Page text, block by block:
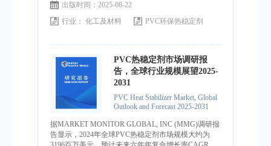
出版时间：2025-08-22
行业：化工及材料 PVC环保热稳定剂
PVC热稳定剂市场调研报
告，全球行业规模展望2025-
2031
PVC Heat Stabilizer Market, Global
Outlook and Forecast 2025-2031
据MARKET MONITOR GLOBAL, INC (MMG)调研报
告显示，2024年全球PVC热稳定剂市场规模大约为